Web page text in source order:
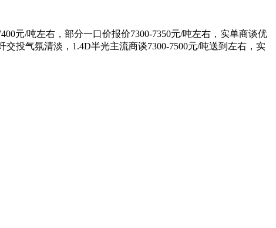
元/吨左右，部分一口价报价7300-7350元/吨左右，实单商谈优
投气氛清淡，1.4D半光主流商谈7300-7500元/吨送到左右，实